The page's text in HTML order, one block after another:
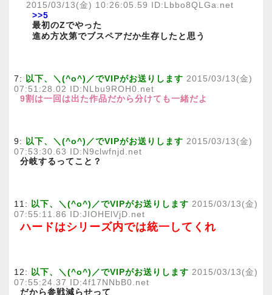
2015/03/13(金) 10:26:05.59 ID:Lbbo8QLGa.net
>>5
最初のZでやった
進め方次第でブスペアだか生存したと思う
7: 以下、＼(^o^)／でVIPがお送りします 2015/03/13(金)
07:51:28.02 ID:NLbu9ROH0.net
9割は一回は出た作品だから分けても一緒だよ
9: 以下、＼(^o^)／でVIPがお送りします 2015/03/13(金)
07:53:30.63 ID:N9clwfnjd.net
分岐するってこと？
11: 以下、＼(^o^)／でVIPがお送りします 2015/03/13(金)
07:55:11.86 ID:JIOHElVjD.net
ハードはシリーズ内では統一してくれ
12: 以下、＼(^o^)／でVIPがお送りします 2015/03/13(金)
07:55:24.37 ID:4f17NNbB0.net
だから参戦減らせって